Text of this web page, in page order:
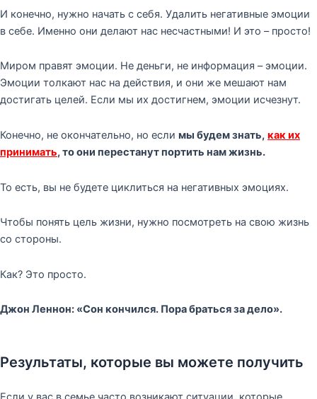
И конечно, нужно начать с себя. Удалить негативные эмоции
в себе. Именно они делают нас несчастными! И это – просто!
Миром правят эмоции. Не деньги, не информация – эмоции.
Эмоции толкают нас на действия, и они же мешают нам
достигать целей. Если мы их достигнем, эмоции исчезнут.
Конечно, не окончательно, но если мы будем знать, как их
принимать, то они перестанут портить нам жизнь.
То есть, вы не будете циклиться на негативных эмоциях.
Чтобы понять цель жизни, нужно посмотреть на свою жизнь
со стороны.
Как? Это просто.
Джон Леннон: «Сон кончился. Пора браться за дело».
Результаты, которые вы можете получить